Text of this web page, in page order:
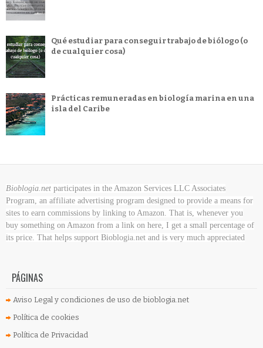
Qué estudiar para conseguir trabajo de biólogo (o
de cualquier cosa)
Prácticas remuneradas en biología marina en una
isla del Caribe
Bioblogia.net participates in the Amazon Services LLC Associates
Program, an affiliate advertising program designed to provide a means for
sites to earn commissions by linking to Amazon. That is, whenever you
buy something on Amazon from a link on here, I get a small percentage of
its price. That helps support Bioblogia.net and is very much appreciated
PÁGINAS
Aviso Legal y condiciones de uso de bioblogia.net
Política de cookies
Política de Privacidad